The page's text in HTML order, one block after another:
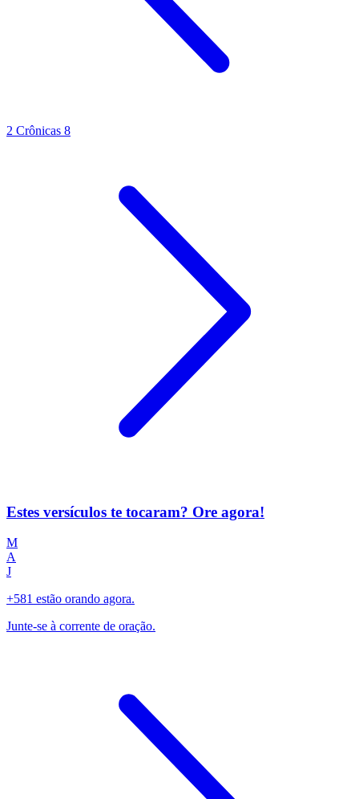
2 Crônicas 8
Estes versículos te tocaram? Ore agora!
M
A
J
+581 estão orando agora.
Junte-se à corrente de oração.